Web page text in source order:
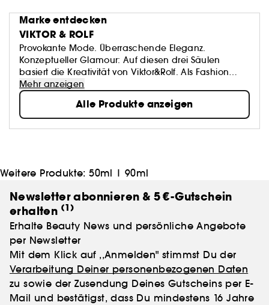
Marke entdecken
VIKTOR & ROLF
Provokante Mode. Überraschende Eleganz.
Konzeptueller Glamour: Auf diesen drei Säulen
basiert die Kreativität von Viktor&Rolf. Als Fashion
Artists wissen Viktor Horsting und Rolf Snoeren um die
wahre Macht der Vorstellungskraft, die alles ins
Positive zu verwandeln vermag. Dieses Grundprinzip -
und die überbordende Phantasie dahinter - führt zu
einem kontinuierlichen schöpferischen und
Couture: Seit über 25 Jahren spiegeln ihre ikonischen
Kollektionen mit hochintellektueller und dennoch
tragbarer Mode den künstlerischen Werdegang des
Ausnahme-Duos wider.
Mehr anzeigen
Alle Produkte anzeigen
Weitere Produkte:50ml |90ml
Newsletter abonnieren & 5 €-Gutschein
erhalten (1)
Erhalte Beauty News und persönliche Angebote
per Newsletter
Mit dem Klick auf ,,Anmelden" stimmst Du der
Verarbeitung Deiner personenbezogenen Daten
zu sowie der Zusendung Deines Gutscheins per E-
Mail und bestätigst, dass Du mindestens 16 Jahre